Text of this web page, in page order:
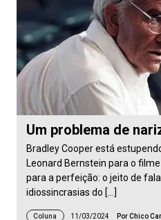
Um problema de
Bradley Cooper está
Leonard Bernstein para o
para a perfeição: o jeito de
idiossincrasias do […]
Coluna 11/03/2024 Por Chico